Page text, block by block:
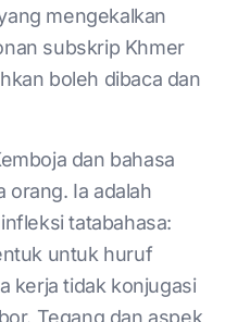
mengekalkan
subskrip Khmer
boleh dibaca dan
dan bahasa
orang. Ia adalah
tatabahasa:
untuk huruf
kerja tidak konjugasi
Tegang dan aspek